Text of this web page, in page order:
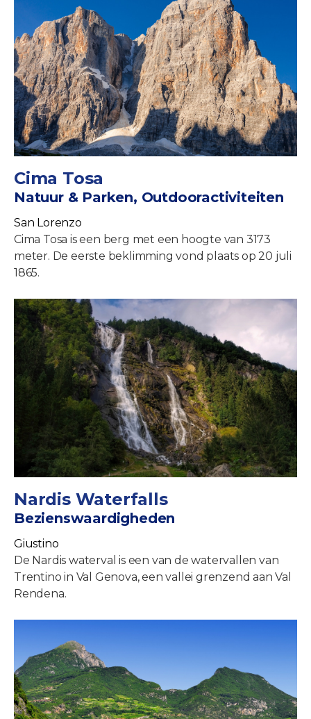
Cima Tosa
Natuur & Parken, Outdooractiviteiten
San Lorenzo
Cima Tosa is een berg met een hoogte van 3173
meter. De eerste beklimming vond plaats op 20 juli
1865.
Nardis Waterfalls
Bezienswaardigheden
Giustino
De Nardis waterval is een van de watervallen van
Trentino in Val Genova, een vallei grenzend aan Val
Rendena.